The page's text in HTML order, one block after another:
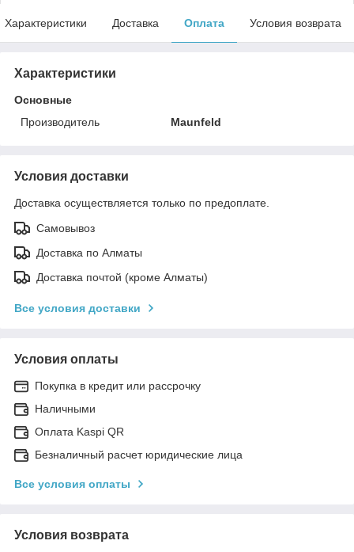
Характеристики Доставка Оплата Условия возврата
Характеристики
Основные
Производитель
Maunfeld
Условия доставки
Доставка осуществляется только по предоплате.
Самовывоз
Доставка по Алматы
Доставка почтой (кроме Алматы)
Все условия доставки
Условия оплаты
Покупка в кредит или рассрочку
Наличными
Оплата Kaspi QR
Безналичный расчет юридические лица
Все условия оплаты
Условия возврата